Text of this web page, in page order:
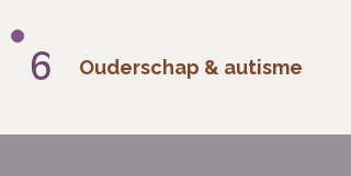
6
Ouderschap & autisme